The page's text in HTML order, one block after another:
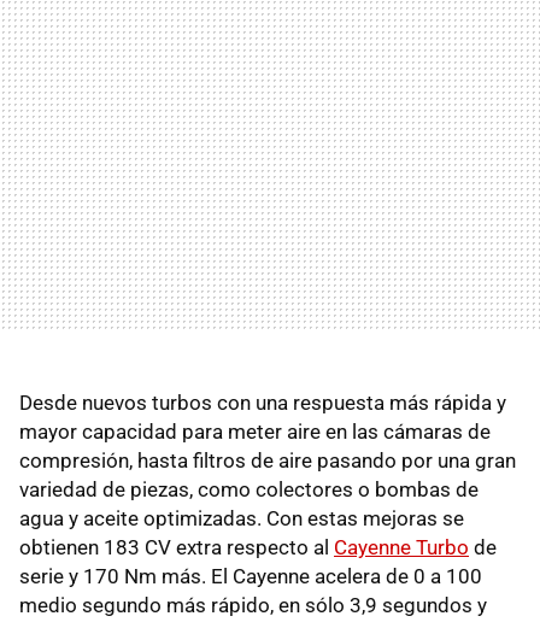
Desde nuevos turbos con una respuesta más rápida y
mayor capacidad para meter aire en las cámaras de
compresión, hasta filtros de aire pasando por una gran
variedad de piezas, como colectores o bombas de
agua y aceite optimizadas. Con estas mejoras se
obtienen 183 CV extra respecto al Cayenne Turbo de
serie y 170 Nm más. El Cayenne acelera de 0 a 100
medio segundo más rápido, en sólo 3,9 segundos y